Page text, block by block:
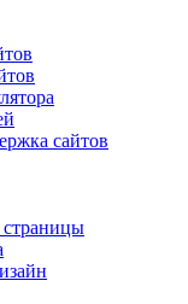
сайтов
страницы